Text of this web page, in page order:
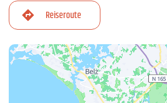
Reiseroute